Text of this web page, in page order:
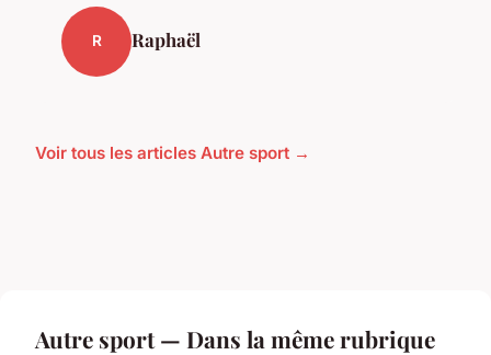
R Raphaël
Voir tous les articles Autre sport →
Autre sport — Dans la même rubrique